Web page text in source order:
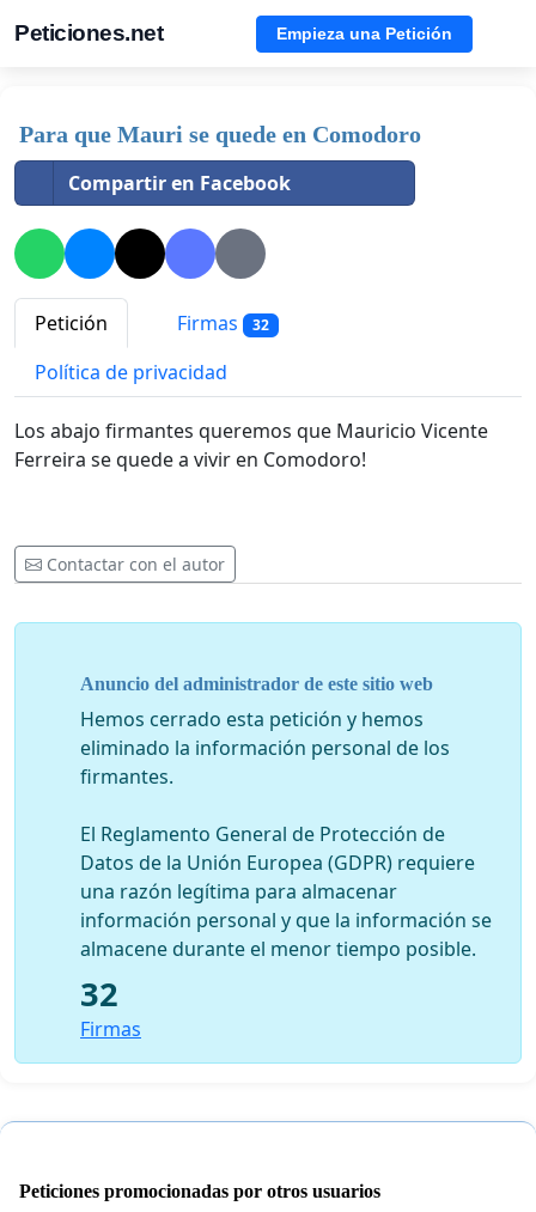
Peticiones.net Empieza una Petición
Para que Mauri se quede en Comodoro
Compartir en Facebook
Petición Firmas 32
Política de privacidad
Los abajo firmantes queremos que Mauricio Vicente
Ferreira se quede a vivir en Comodoro!
Contactar con el autor
Anuncio del administrador de este sitio web
Hemos cerrado esta petición y hemos
eliminado la información personal de los
firmantes.
El Reglamento General de Protección de
Datos de la Unión Europea (GDPR) requiere
una razón legítima para almacenar
información personal y que la información se
almacene durante el menor tiempo posible.
32
Firmas
Peticiones promocionadas por otros usuarios